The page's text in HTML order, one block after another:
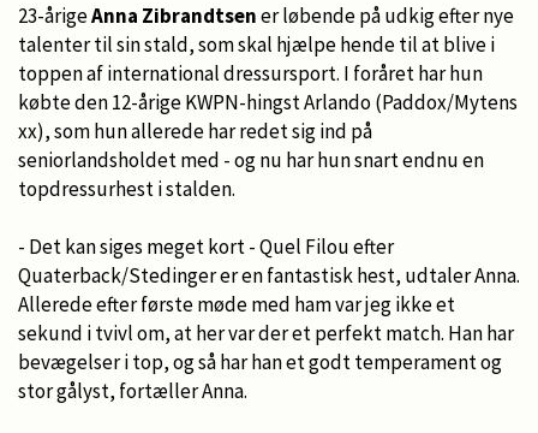
23-årigeAnna Zibrandtsener løbende på udkig efter nye
talenter til sin stald, som skal hjælpe hende til at blive i
toppen af international dressursport. I foråret har hun
købte den 12-årige KWPN-hingst Arlando (Paddox/Mytens
xx), som hun allerede har redet sig ind på
seniorlandsholdet med - og nu har hun snart endnu en
topdressurhest i stalden.
- Det kan siges meget kort - Quel Filou efter
Quaterback/Stedinger er en fantastisk hest, udtaler Anna.
Allerede efter første møde med ham var jeg ikke et
sekund i tvivl om, at her var der et perfekt match. Han har
bevægelser i top, og så har han et godt temperament og
stor gålyst, fortæller Anna.